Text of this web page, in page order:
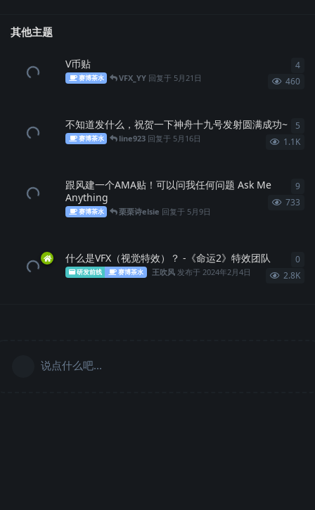
其他主题
V币贴
赛博茶水 VFX_YY 回复于 5月21日 460
4
不知道发什么，祝贺一下神舟十九号发射圆满成功~
赛博茶水 line923 回复于 5月16日 1.1K
5
跟风建一个AMA贴！可以问我任何问题 Ask Me
Anything
赛博茶水 栗栗诗elsie 回复于 5月9日
733
9
什么是VFX（视觉特效）？ -《命运2》特效团队
研发前线 赛博茶水 王吹风发布于 2024年2月4日 2.8K
0
说点什么吧...